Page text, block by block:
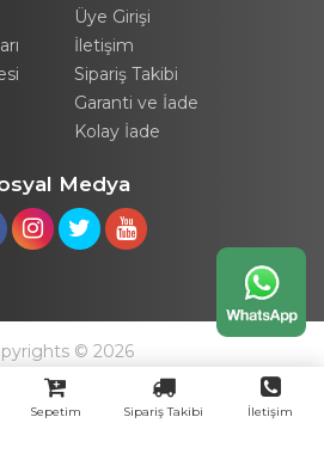
Üye Girişi
İletişim
Sipariş Takibi
Garanti ve İade
Kolay İade
Medya
© 2026
Sepetim Sipariş Takibi İletişim